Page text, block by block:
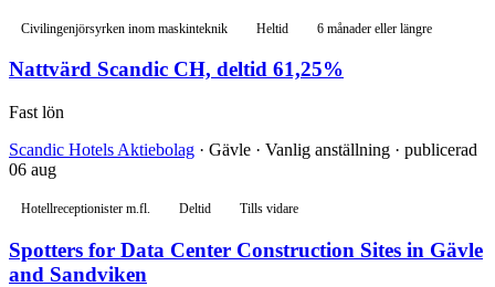
Civilingenjörsyrken inom maskinteknik Heltid 6 månader eller längre
Nattvärd Scandic CH, deltid 61,25%
Fast lön
Scandic Hotels Aktiebolag · Gävle · Vanlig anställning · publicerad
06 aug
Hotellreceptionister m.fl. Deltid Tills vidare
Spotters for Data Center Construction Sites in Gävle
and Sandviken